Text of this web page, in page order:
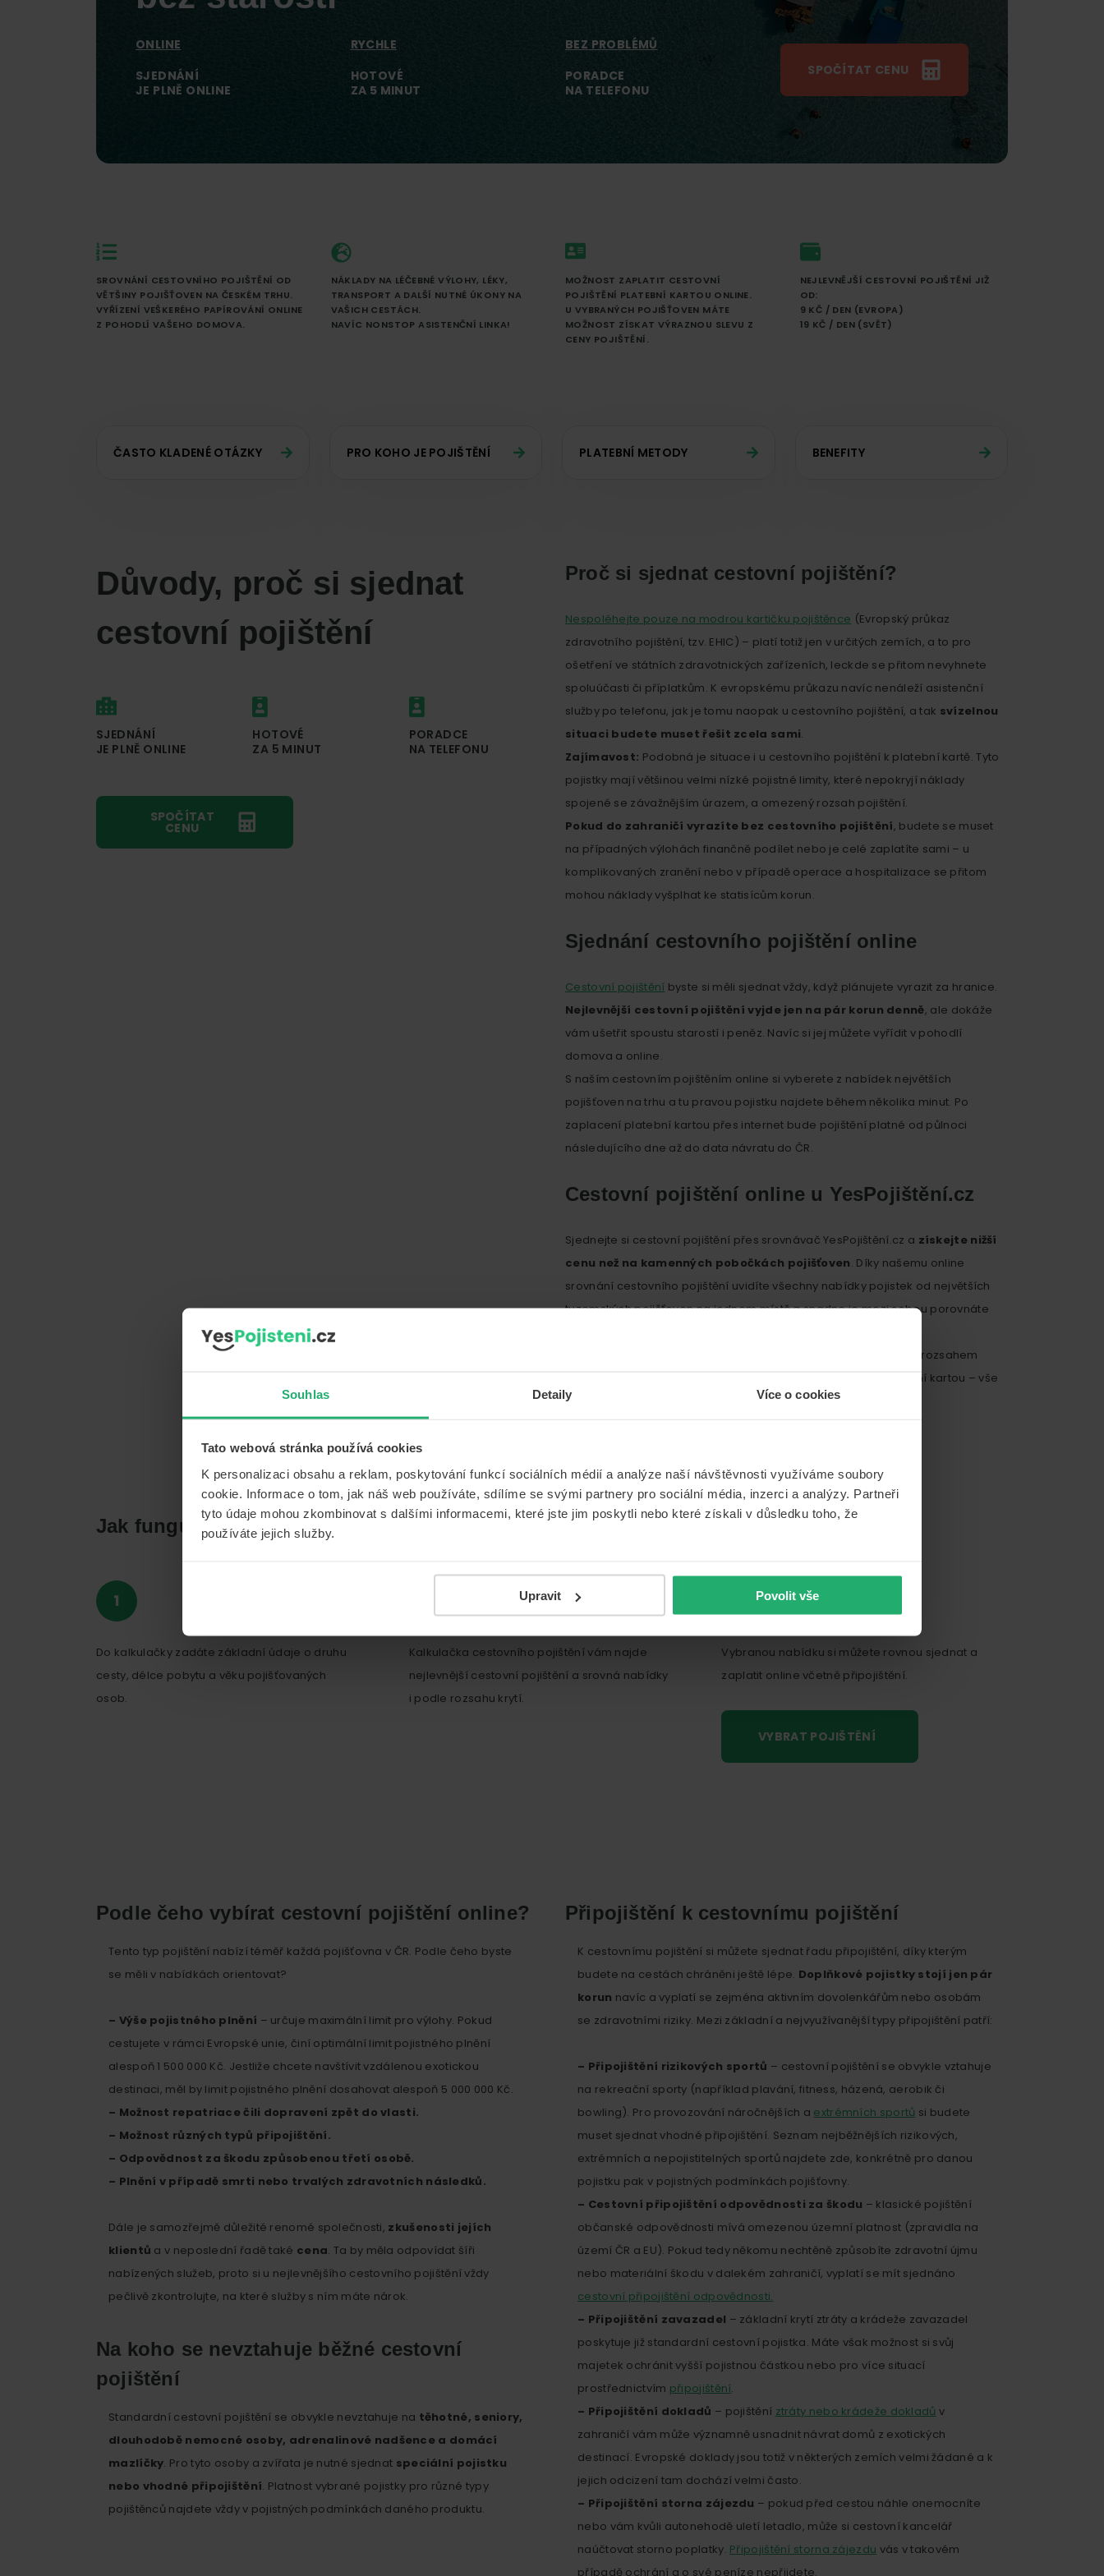
Souhlas Detaily Více o cookies
Tato webová stránka používá cookies
K personalizaci obsahu a reklam, poskytování funkcí sociálních médií a analýze naší návštěvnosti využíváme soubory
cookie. Informace o tom, jak náš web používáte, sdílíme se svými partnery pro sociální média, inzerci a analýzy. Partneři
tyto údaje mohou zkombinovat s dalšími informacemi, které jste jim poskytli nebo které získali v důsledku toho, že
používáte jejich služby.
Upravit Povolit vše
ONLINE
SJEDNÁNÍ
JE PLNĚ ONLINE
RYCHLE
HOTOVÉ
ZA 5 MINUT
BEZ PROBLÉMŮ
PORADCE
NA TELEFONU
SPOČÍTAT CENU
SROVNÁNÍ CESTOVNÍHO POJIŠTĚNÍ OD
VĚTŠINY POJIŠŤOVEN NA ČESKÉM TRHU.
VYŘÍZENÍ VEŠKERÉHO PAPÍROVÁNÍ ONLINE
Z POHODLÍ VAŠEHO DOMOVA.
NÁKLADY NA LÉČEBNÉ VÝLOHY, LÉKY,
TRANSPORT A DALŠÍ NUTNÉ ÚKONY NA
VAŠICH CESTÁCH.
NAVÍC NONSTOP ASISTENČNÍ LINKA!
MOŽNOST ZAPLATIT CESTOVNÍ
POJIŠTĚNÍ PLATEBNÍ KARTOU ONLINE.
U VYBRANÝCH POJIŠŤOVEN MÁTE
MOŽNOST ZÍSKAT VÝRAZNOU SLEVU Z
CENY POJIŠTĚNÍ.
NEJLEVNĚJŠÍ CESTOVNÍ POJIŠTĚNÍ JIŽ
OD:
9 KČ / DEN (EVROPA)
19 KČ / DEN (SVĚT)
ČASTO KLADENÉ OTÁZKY PRO KOHO JE POJIŠTĚNÍ PLATEBNÍ METODY BENEFITY
Důvody, proč si sjednat
cestovní pojištění
SJEDNÁNÍ
JE PLNĚ ONLINE
HOTOVÉ
ZA 5 MINUT
PORADCE
NA TELEFONU
SPOČÍTAT
CENU
Proč si sjednat cestovní pojištění?
Nespoléhejte pouze na modrou kartičku pojištěnce (Evropský průkaz
zdravotního pojištění, tzv. EHIC) – platí totiž jen v určitých zemích, a to pro
ošetření ve státních zdravotnických zařízeních, leckde se přitom nevyhnete
spoluúčasti či příplatkům. K evropskému průkazu navíc nenáleží asistenční
služby po telefonu, jak je tomu naopak u cestovního pojištění, a tak svízelnou
situaci budete muset řešit zcela sami.
Zajímavost: Podobná je situace i u cestovního pojištění k platební kartě. Tyto
pojistky mají většinou velmi nízké pojistné limity, které nepokryjí náklady
spojené se závažnějším úrazem, a omezený rozsah pojištění.
Pokud do zahraničí vyrazíte bez cestovního pojištění, budete se muset
na případných výlohách finančně podílet nebo je celé zaplatíte sami – u
komplikovaných zranění nebo v případě operace a hospitalizace se přitom
mohou náklady vyšplhat ke statisícům korun.
Sjednání cestovního pojištění online
Cestovní pojištění byste si měli sjednat vždy, když plánujete vyrazit za hranice.
Nejlevnější cestovní pojištění vyjde jen na pár korun denně, ale dokáže
vám ušetřit spoustu starostí i peněz. Navíc si jej můžete vyřídit v pohodlí
domova a online.
S naším cestovním pojištěním online si vyberete z nabídek největších
pojišťoven na trhu a tu pravou pojistku najdete během několika minut. Po
zaplacení platební kartou přes internet bude pojištění platné od půlnoci
následujícího dne až do data návratu do ČR.
Cestovní pojištění online u YesPojištění.cz
Sjednejte si cestovní pojištění přes srovnávač YesPojištění.cz a získejte nižší
cenu než na kamenných pobočkách pojišťoven. Díky našemu online
srovnání cestovního pojištění uvidíte všechny nabídky pojistek od největších
tuzemských pojišťoven na jednom místě a snadno je mezi sebou porovnáte
nebo to se širokým rozsahem
služeb, sjednejte jej online včetně připojištění a zaplaťte platební kartou – vše
zvládnete do několika minut.
Jak funguje naše kalkulačka cestovního pojištění?
Do kalkulačky zadáte základní údaje o druhu
cesty, délce pobytu a věku pojišťovaných
osob.
Kalkulačka cestovního pojištění vám najde
nejlevnější cestovní pojištění a srovná nabídky
i podle rozsahu krytí.
Vybranou nabídku si můžete rovnou sjednat a
zaplatit online včetně připojištění.
VYBRAT POJIŠTĚNÍ
Podle čeho vybírat cestovní pojištění online?
Tento typ pojištění nabízí téměř každá pojišťovna v ČR. Podle čeho byste
se měli v nabídkách orientovat?
– Výše pojistného plnění – určuje maximální limit pro výlohy. Pokud
cestujete v rámci Evropské unie, činí optimální limit pojistného plnění
alespoň 1 500 000 Kč. Jestliže chcete navštívit vzdálenou exotickou
destinaci, měl by limit pojistného plnění dosahovat alespoň 5 000 000 Kč.
– Možnost repatriace čili dopravení zpět do vlasti.
– Možnost různých typů připojištění.
– Odpovědnost za škodu způsobenou třetí osobě.
– Plnění v případě smrti nebo trvalých zdravotních následků.
Dále je samozřejmě důležité renomé společnosti, zkušenosti jejích
klientů a v neposlední řadě také cena. Ta by měla odpovídat šíři
nabízených služeb, proto si u nejlevnějšího cestovního pojištění vždy
pečlivě zkontrolujte, na které služby s ním máte nárok.
Na koho se nevztahuje běžné cestovní
pojištění
Standardní cestovní pojištění se obvykle nevztahuje na těhotné, seniory,
dlouhodobě nemocné osoby, adrenalinové nadšence a domácí
mazlíčky. Pro tyto osoby a zvířata je nutné sjednat speciální pojistku
nebo vhodné připojištění. Platnost vybrané pojistky pro různé typy
pojištěnců najdete vždy v pojistných podmínkách daného produktu.
Připojištění k cestovnímu pojištění
K cestovnímu pojištění si můžete sjednat řadu připojištění, díky kterým
budete na cestách chráněni ještě lépe. Doplňkové pojistky stojí jen pár
korun navíc a vyplatí se zejména aktivním dovolenkářům nebo osobám
se zdravotními riziky. Mezi základní a nejvyužívanější typy připojištění patří:
– Připojištění rizikových sportů – cestovní pojištění se obvykle vztahuje
na rekreační sporty (například plavání, fitness, házená, aerobik či
bowling). Pro provozování náročnějších a extrémních sportů si budete
muset sjednat vhodné připojištění. Seznam nejběžnějších rizikových,
extrémních a nepojistitelných sportů najdete zde, konkrétně pro danou
pojistku pak v pojistných podmínkách pojišťovny.
– Cestovní připojištění odpovědnosti za škodu – klasické pojištění
občanské odpovědnosti mívá omezenou územní platnost (zpravidla na
území ČR a EU). Pokud tedy někomu nechtěně způsobíte zdravotní újmu
nebo materiální škodu v dalekém zahraničí, vyplatí se mít sjednáno
cestovní připojištění odpovědnosti.
– Připojištění zavazadel – základní krytí ztráty a krádeže zavazadel
poskytuje již standardní cestovní pojistka. Máte však možnost si svůj
majetek ochránit vyšší pojistnou částkou nebo pro více situací
prostřednictvím připojištění.
– Připojištění dokladů – pojištění ztráty nebo krádeže dokladů v
zahraničí vám může významně usnadnit návrat domů z exotických
destinací. Evropské doklady jsou totiž v některých zemích velmi žádané a k
jejich odcizení tam dochází velmi často.
– Připojištění storna zájezdu – pokud před cestou náhle onemocníte
nebo vám kvůli autonehodě uletí letadlo, může si cestovní kancelář
naúčtovat storno poplatky. Připojištění storna zájezdu vás v takovém
případě ochrání a o své peníze nepřijdete.